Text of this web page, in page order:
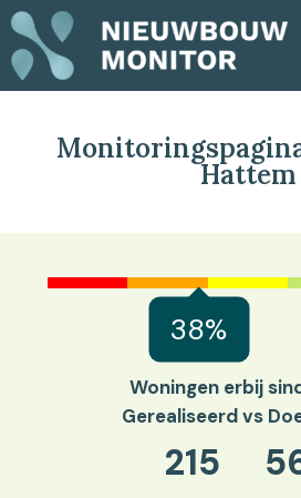
Hattem
38%
Woningen erbij
Gerealiseerd vs
215